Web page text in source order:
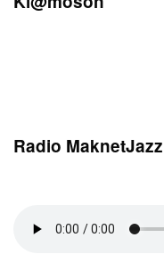
Radio MaknetJazz